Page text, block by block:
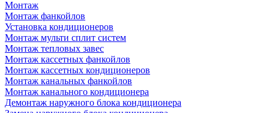
Монтаж
Монтаж фанкойлов
Установка кондиционеров
Монтаж мульти сплит систем
Монтаж тепловых завес
Монтаж кассетных фанкойлов
Монтаж кассетных кондиционеров
Монтаж канальных фанкойлов
Монтаж канального кондиционера
Демонтаж наружного блока кондиционера